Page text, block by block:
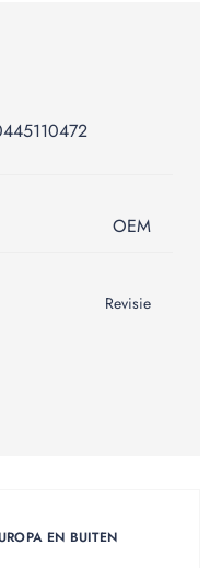
OEM
Revisie
EN BUITEN